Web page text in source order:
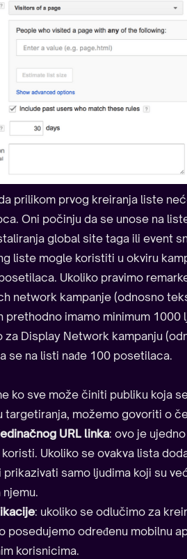
prilikom prvog kreiranja liste
Oni počinju da se unose na
global site taga ili event
liste mogle koristiti u okviru
Ukoliko pravimo
network kampanje (odnosno
prethodno imamo minimum 1000
za Display Network kampanju
se na listi nađe 100 posetilaca.
ko sve može činiti publiku koja
targetiranja, možemo govoriti o
URL linka: ovo je
Ukoliko se ovakva lista
samo ljudima koji su
: ukoliko se odlučimo za
posedujemo određenu mobilnu
korisnicima.